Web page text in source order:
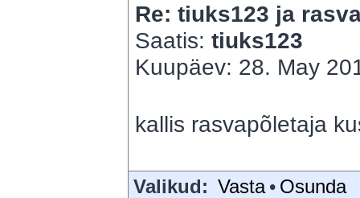
Re: tiuks123 ja
Saatis: tiuks123
Kuupäev: 28. May
kallis rasvapõletaja
Valikud: Vasta • Osunda